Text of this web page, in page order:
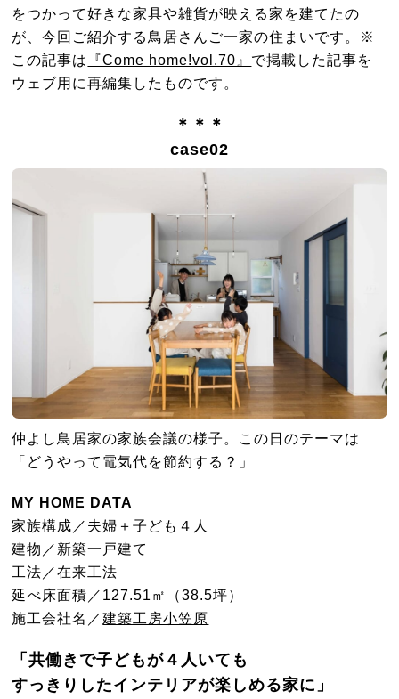
をつかって好きな家具や雑貨が映える家を建てたの
が、今回ご紹介する鳥居さんご一家の住まいです。※
この記事は
『Come home!vol.70』 で掲載した記事を
ウェブ用に再編集したものです。
＊＊＊
case02
仲よし鳥居家の家族会議の様子。この日のテーマは
「どうやって電気代を節約する？」
MY HOME DATA
家族構成／夫婦＋子ども４人
建物／新築一戸建て
工法／在来工法
延べ床面積／127.51㎡（38.5坪）
施工会社名／建築工房小笠原
「共働きで子どもが４人いても
すっきりしたインテリアが楽しめる家に」